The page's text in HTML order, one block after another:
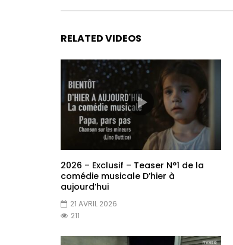
RELATED VIDEOS
2026 – Exclusif – Teaser N°1 de la
comédie musicale D’hier à
aujourd’hui
21 AVRIL 2026
211